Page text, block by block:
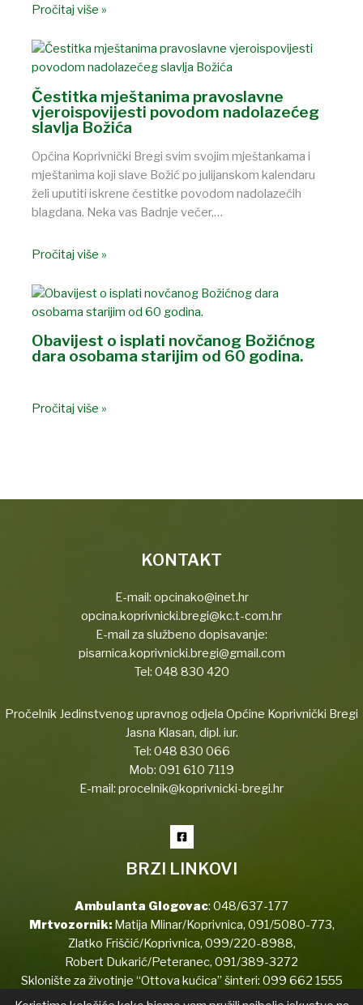
Pročitaj više »
Čestitka mještanima pravoslavne
vjeroispovijesti povodom nadolazećeg
slavlja Božića
Općina Koprivnički Bregi svim svojim mještankama i
mještanima koji slave Božić po julijanskom kalendaru
želi uputiti iskrene čestitke povodom nadolazećih
blagdana. Neka vas Badnje večer,…
Pročitaj više »
Obavijest o isplati novčanog Božićnog
dara osobama starijim od 60 godina.
Pročitaj više »
KONTAKT
E-mail: opcinako@inet.hr
opcina.koprivnicki.bregi@kc.t-com.hr
E-mail za službeno dopisavanje:
pisarnica.koprivnicki.bregi@gmail.com
Tel: 048 830 420
Pročelnik Jedinstvenog upravnog odjela Općine Koprivnički Bregi
Jasna Klasan, dipl. iur.
Tel: 048 830 066
Mob: 091 610 7119
E-mail: procelnik@koprivnicki-bregi.hr
BRZI LINKOVI
Ambulanta Glogovac: 048/637-177
Mrtvozornik:Matija Mlinar/Koprivnica, 091/5080-773,
Zlatko Friščić/Koprivnica, 099/220-8988,
Robert Dukarić/Peteranec, 091/389-3272
Sklonište za životinje “Ottova kućica” šinteri: 099 662 1555